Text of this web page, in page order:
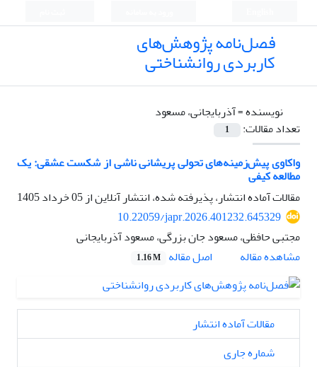
فصل‌نامه پژوهش‌های
کاربردی روانشناختی
نویسنده =آذربایجانی، مسعود
تعداد مقالات:
1
واکاوی پیش‌زمینه‌های تحولی پریشانی ناشی از شکست عشقی: یک
مطالعه کیفی
مقالات آماده انتشار، پذیرفته شده، انتشار آنلاین از05 خرداد 1405
10.22059/japr.2026.401232.645329
مجتبی حافظی، مسعود جان بزرگی، مسعود آذربایجانی
مشاهده مقاله
اصل مقاله 1.16 M
مقالات آماده انتشار
شماره جاری